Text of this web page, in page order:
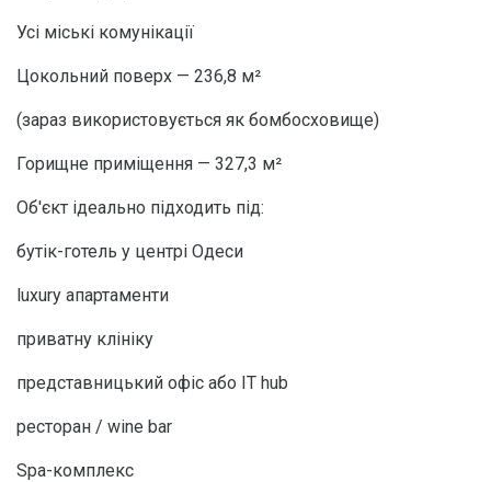
Усі міські комунікації
Цокольний поверх — 236,8 м²
(зараз використовується як бомбосховище)
Горищне приміщення — 327,3 м²
Об'єкт ідеально підходить під:
бутік-готель у центрі Одеси
luxury апартаменти
приватну клініку
представницький офіс або IT hub
ресторан / wine bar
Spa-комплекс